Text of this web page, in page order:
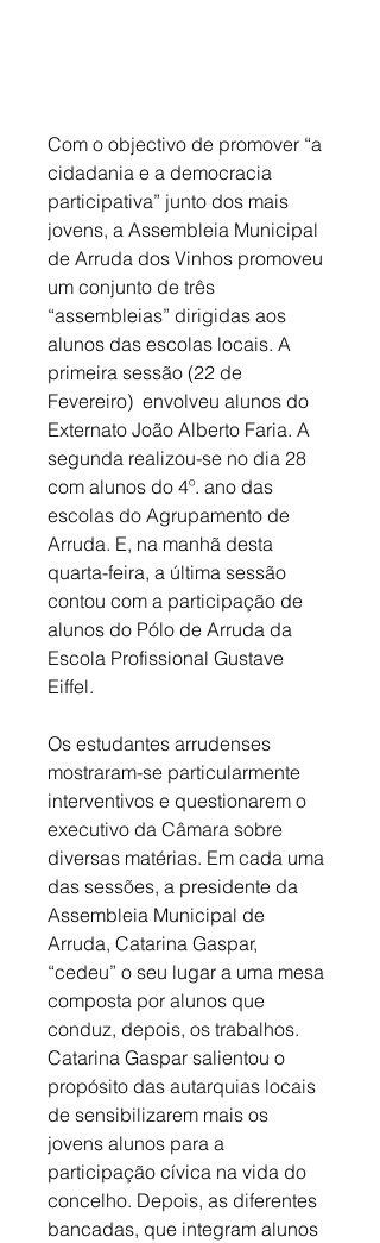
Com o objectivo de promover “a
cidadania e a democracia
participativa” junto dos mais
jovens, a Assembleia Municipal
de Arruda dos Vinhos promoveu
um conjunto de três
“assembleias” dirigidas aos
alunos das escolas locais. A
primeira sessão (22 de
Fevereiro)  envolveu alunos do
Externato João Alberto Faria. A
segunda realizou-se no dia 28
com alunos do 4º. ano das
escolas do Agrupamento de
Arruda. E, na manhã desta
quarta-feira, a última sessão
contou com a participação de
alunos do Pólo de Arruda da
Escola Profissional Gustave
Eiffel.
Os estudantes arrudenses
mostraram-se particularmente
interventivos e questionarem o
executivo da Câmara sobre
diversas matérias. Em cada uma
das sessões, a presidente da
Assembleia Municipal de
Arruda, Catarina Gaspar,
“cedeu” o seu lugar a uma mesa
composta por alunos que
conduz, depois, os trabalhos.
Catarina Gaspar salientou o
propósito das autarquias locais
de sensibilizarem mais os
jovens alunos para a
participação cívica na vida do
concelho. Depois, as diferentes
bancadas, que integram alunos